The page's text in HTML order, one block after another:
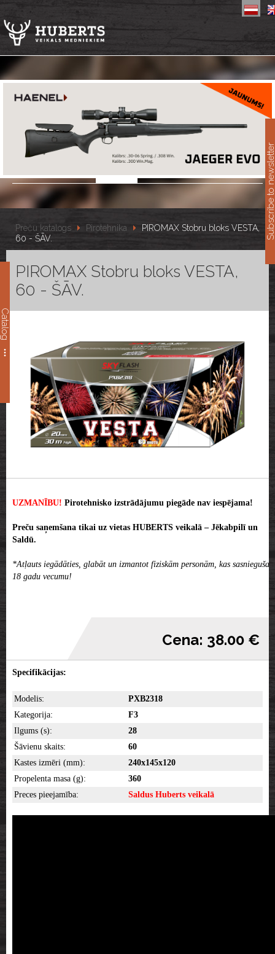
Catalog
Preču katalogs Pirotehnika
PIROMAX Stobru bloks VESTA,
60 - ŠĀV.
PIROMAX Stobru bloks VESTA,
60 - ŠĀV.
UZMANĪBU! Pirotehnisko izstrādājumu piegāde nav iespējama!
Preču saņemšana tikai uz vietas HUBERTS veikalā – Jēkabpilī un
Saldū.
*Atļauts iegādāties, glabāt un izmantot fiziskām personām, kas sasniegušas
18 gadu vecumu!
Cena: 38.00 €
Specifikācijas:
Modelis:
PXB2318
Kategorija:
F3
Ilgums (s):
28
Šāvienu skaits:
60
Kastes izmēri (mm):
240x145x120
Propelenta masa (g):
360
Preces pieejamība:
Saldus Huberts veikalā
Subscribe